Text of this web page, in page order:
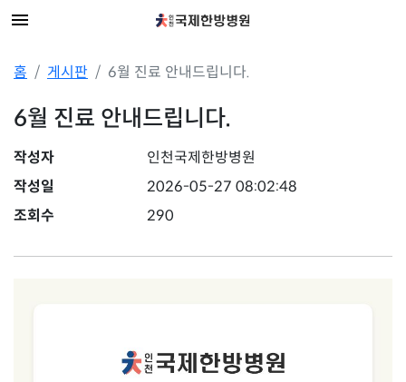
홈 게시판 6월 진료 안내드립니다.
6월 진료 안내드립니다.
작성자
인천국제한방병원
작성일
2026-05-27 08:02:48
조회수
290